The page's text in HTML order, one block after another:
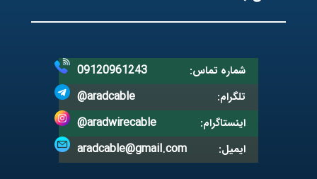
شماره تماس: 09120961243
تلگرام: @aradcable
اینستاگرام: @aradwirecable
ایمیل: aradcable@gmail.com